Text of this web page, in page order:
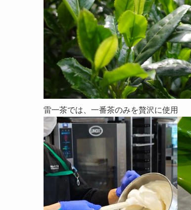
雷一茶では、一番茶のみを贅沢に使用